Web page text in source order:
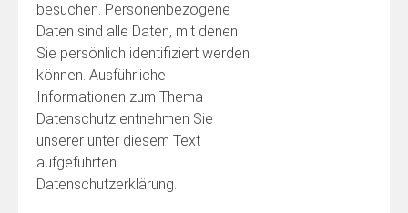
besuchen. Personenbezogene
Daten sind alle Daten, mit denen
Sie persönlich identifiziert werden
können. Ausführliche
Informationen zum Thema
Datenschutz entnehmen Sie
unserer unter diesem Text
aufgeführten
Datenschutzerklärung.